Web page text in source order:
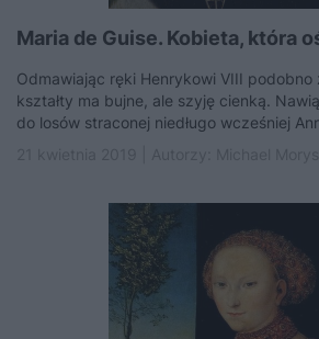
Maria de Guise. Kobieta, która
Odmawiając ręki Henrykowi VIII podobno
kształty ma bujne, ale szyję cienką.
do losów straconej niedługo wcześniej